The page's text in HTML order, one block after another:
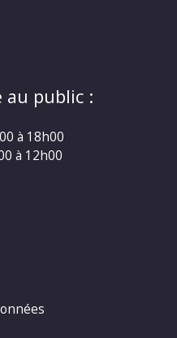
au public :
à 18h00
à 12h00